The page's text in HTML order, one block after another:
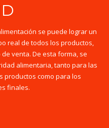
se puede lograr un
real de todos los productos,
venta. De esta forma, se
alimentaria, tanto para las
productos como para los
finales.